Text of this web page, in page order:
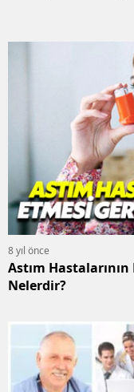
8 yıl önce
Astım
Nelerdir?